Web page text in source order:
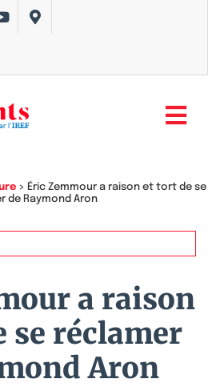
> Éric Zemmour a raison et tort de se
de Raymond Aron
a raison
se réclamer
Aron